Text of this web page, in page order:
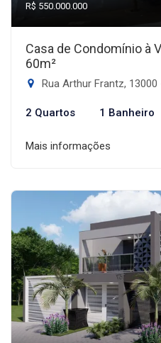
R$ 550.000.000
Casa de Condomínio à
60m²
Rua Arthur Frantz, 13000 -
2 Quartos 1 Banheiro
Mais informações